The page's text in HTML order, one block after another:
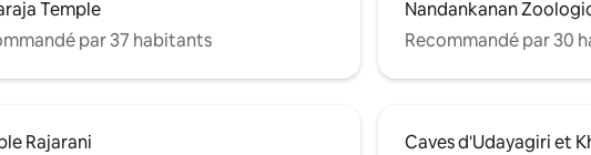
Temple
par 37 habitants
Nandankanan
Recommandé par 30
Rajarani
Caves d'Udayagiri et